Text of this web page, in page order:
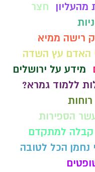
חצר
רישה ממיא
האדם עץ השדה
מידע על ירושלים
ללמוד גמרא?
הספירות
קבלה למתקדם
נחמן הכל לטובה